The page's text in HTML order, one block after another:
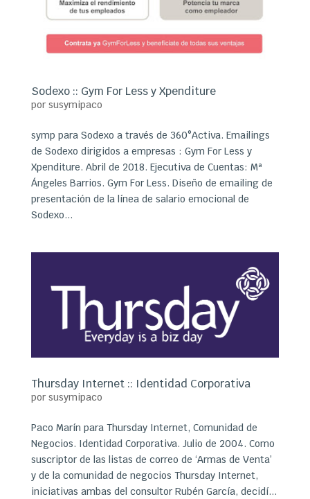
Sodexo :: Gym For Less y Xpenditure
por susymipaco
symp para Sodexo a través de 360°Activa. Emailings
de Sodexo dirigidos a empresas : Gym For Less y
Xpenditure. Abril de 2018. Ejecutiva de Cuentas: Mª
Ángeles Barrios. Gym For Less. Diseño de emailing de
presentación de la línea de salario emocional de
Sodexo...
Thursday Internet :: Identidad Corporativa
por susymipaco
Paco Marín para Thursday Internet, Comunidad de
Negocios. Identidad Corporativa. Julio de 2004. Como
suscriptor de las listas de correo de ‘Armas de Venta’
y de la comunidad de negocios Thursday Internet,
iniciativas ambas del consultor Rubén García, decidí...